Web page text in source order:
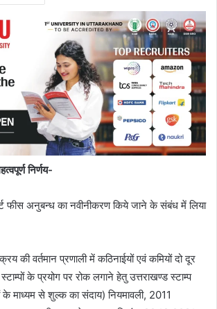
निर्णय-
फीस अनुबन्ध का नवीनीकरण किये जाने के संबंध में लिया
की वर्तमान प्रणाली में कठिनाईयों एवं कमियों दो दूर
के प्रयोग पर रोक लगाने हेतु उत्तराखण्ड स्टाम्प
के माध्यम से शुल्क का संदाय) नियमावली, 2011